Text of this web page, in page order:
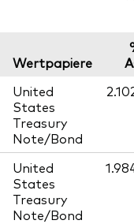
Wertpapiere
United
States
Treasury
Note/Bond
United
States
Treasury
Note/Bond